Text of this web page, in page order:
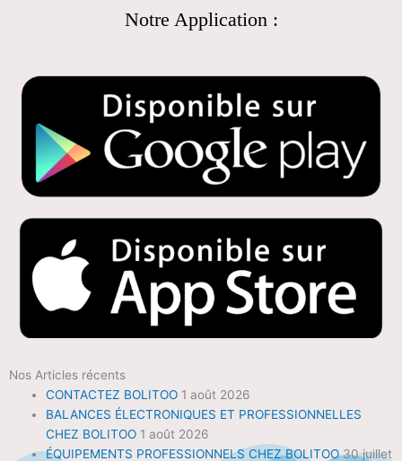
Notre Application :
Nos Articles récents
CONTACTEZ BOLITOO 1 août 2026
BALANCES ÉLECTRONIQUES ET PROFESSIONNELLES
CHEZ BOLITOO 1 août 2026
ÉQUIPEMENTS PROFESSIONNELS CHEZ BOLITOO 30 juillet